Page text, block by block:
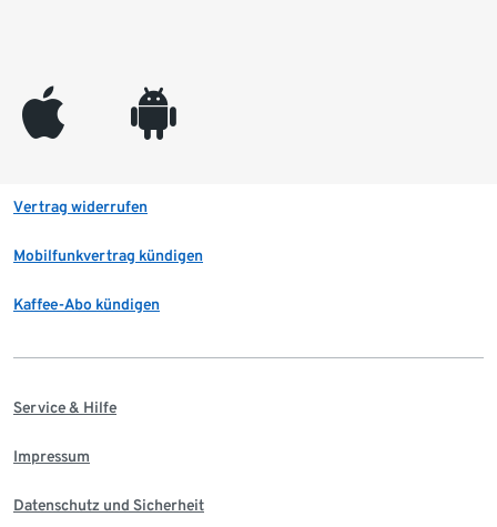
appleinc android
Vertrag widerrufen
Mobilfunkvertrag kündigen
Kaffee-Abo kündigen
Service & Hilfe
Impressum
Datenschutz und Sicherheit